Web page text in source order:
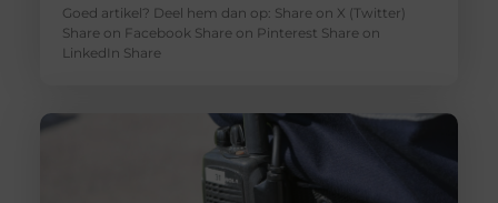
Goed artikel? Deel hem dan op: Share on X (Twitter)
Share on Facebook Share on Pinterest Share on
LinkedIn Share